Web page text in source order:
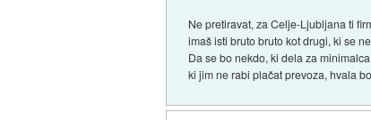
Ne pretiravat, za Celje-Ljubljana ti
imaš isti bruto bruto kot drugi, ki se
Da se bo nekdo, ki dela za
ki jim ne rabi plačat prevoza, hvala